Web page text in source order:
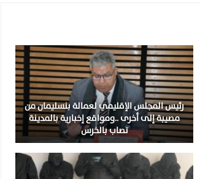
رئيس المجلس الإقليمي لعمالة بنسليمان من
مصيبة إلى أخرى ..ومواقع إخبارية بالمدينة
تصاب بالخرس